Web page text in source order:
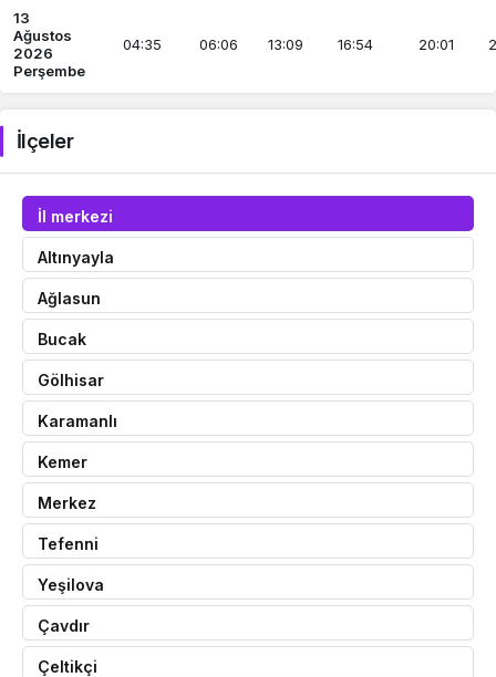
13
Ağustos
2026
Perşembe
04:35 06:06 13:09 16:54 20:01
İlçeler
İl merkezi
Altınyayla
Ağlasun
Bucak
Gölhisar
Karamanlı
Kemer
Merkez
Tefenni
Yeşilova
Çavdır
Çeltikçi